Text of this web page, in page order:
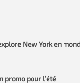
New York en
promo pour l’été